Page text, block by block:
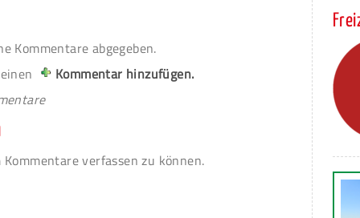
Kommentare abgegeben.
Kommentar hinzufügen.
verfassen zu können.